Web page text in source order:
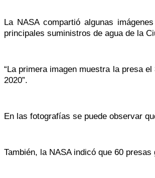
La NASA compartió algunas
principales suministros de agua de la
“La primera imagen muestra la presa
2020”.
En las fotografías se puede observar
También, la NASA indicó que 60